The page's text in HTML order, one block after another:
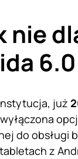
nie
6.0
już
do obsługi
z